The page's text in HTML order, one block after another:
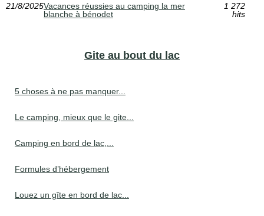
21/8/2025Vacances réussies au camping la mer
blanche à bénodet
1 272
hits
Gite au bout du lac
5 choses à ne pas manquer...
Le camping, mieux que le gite...
Camping en bord de lac,...
Formules d’hébergement
Louez un gîte en bord de lac...